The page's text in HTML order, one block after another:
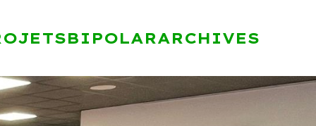
BIPOLARARCHIVES